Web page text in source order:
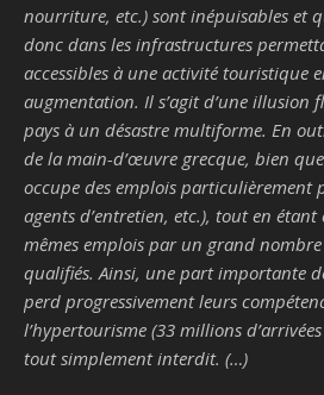
nourriture, etc.) sont inépuisables et
donc dans les infrastructures
accessibles à une activité touristique
augmentation. Il s’agit d’une illusion
pays à un désastre multiforme. En
de la main-d’œuvre grecque, bien
occupe des emplois particulièrement
agents d’entretien, etc.), tout en
mêmes emplois par un grand
qualifiés. Ainsi, une part importante
perd progressivement leurs
l’hypertourisme (33 millions
tout simplement interdit. (…)